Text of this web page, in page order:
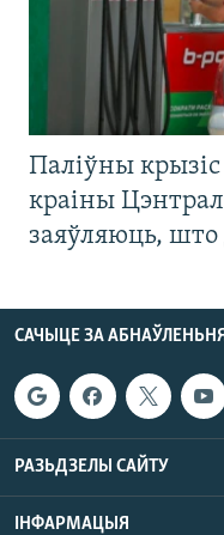
Паліўны крызіс
краіны
заяўляюць, што
САЧЫЦЕ ЗА
РАЗЬДЗЕЛЫ САЙТУ
ІНФАРМАЦЫЯ